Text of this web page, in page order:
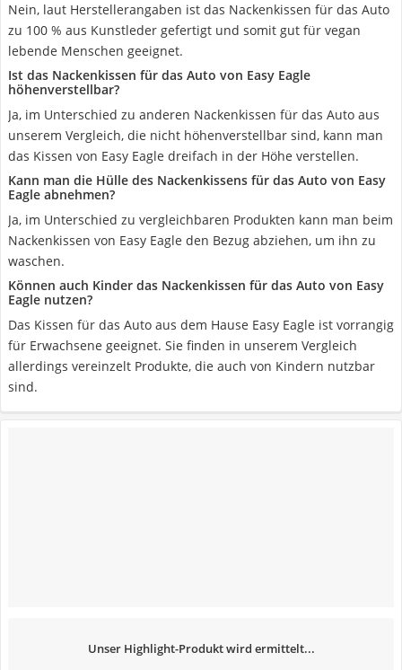
Nein, laut Herstellerangaben ist das Nackenkissen für das Auto
zu 100 % aus Kunstleder gefertigt und somit gut für vegan
lebende Menschen geeignet.
Ist das Nackenkissen für das Auto von Easy Eagle
höhenverstellbar?
Ja, im Unterschied zu anderen Nackenkissen für das Auto aus
unserem Vergleich, die nicht höhenverstellbar sind, kann man
das Kissen von Easy Eagle dreifach in der Höhe verstellen.
Kann man die Hülle des Nackenkissens für das Auto von Easy
Eagle abnehmen?
Ja, im Unterschied zu vergleichbaren Produkten kann man beim
Nackenkissen von Easy Eagle den Bezug abziehen, um ihn zu
waschen.
Können auch Kinder das Nackenkissen für das Auto von Easy
Eagle nutzen?
Das Kissen für das Auto aus dem Hause Easy Eagle ist vorrangig
für Erwachsene geeignet. Sie finden in unserem Vergleich
allerdings vereinzelt Produkte, die auch von Kindern nutzbar
sind.
Unser Highlight-Produkt wird ermittelt...